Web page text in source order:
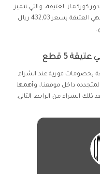
كوركماز العتيقة، والتي تتميز
بجودتها الرائعة، ويأتي طقم أواني الطهي العتيقة بسعر 432,03 ريال
5 قطع
بخصومات فورية عند الشراء
داخل موقعنا، وأهمها
الشراء من الرابط التالي.